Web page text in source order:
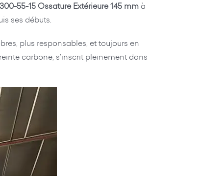
55-15 Ossature Extérieure 145 mmà
ses débuts.
plus responsables, et toujours en
carbone, s’inscrit pleinement dans